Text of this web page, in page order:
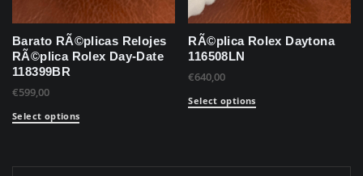
Barato RÃ©plicas Relojes
RÃ©plica Rolex Day-Date
118399BR
€599,00
Select options
RÃ©plica Rolex Daytona
116508LN
€640,00
Select options